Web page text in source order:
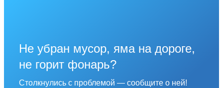
Не убран мусор, яма на дороге,
не горит фонарь?
Столкнулись с проблемой — сообщите о ней!